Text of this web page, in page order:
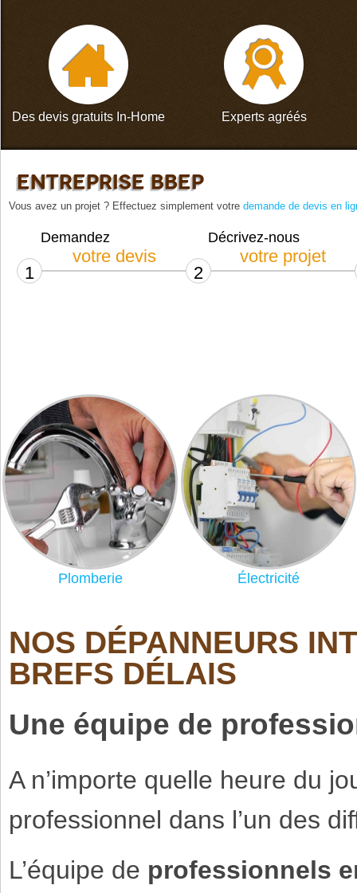
Des devis gratuits In-Home Experts agréés
ENTREPRISE BBEP
Vous avez un projet ? Effectuez simplement votre demande de devis en
1
Demandez
votre devis
2
Décrivez-nous
votre projet
Plomberie Électricité
NOS DÉPANNEURS
BREFS DÉLAIS
Une équipe de
A n’importe quelle heure du
professionnel dans l’un des
L’équipe de professionnels